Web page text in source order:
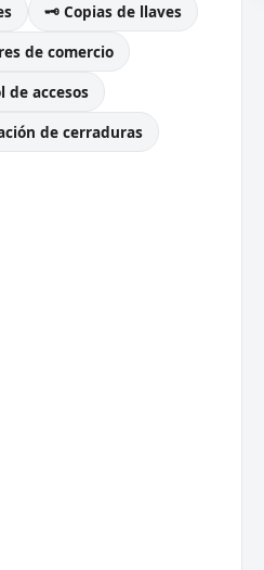
🗝️ Copias de llaves
de comercio
de accesos
de cerraduras